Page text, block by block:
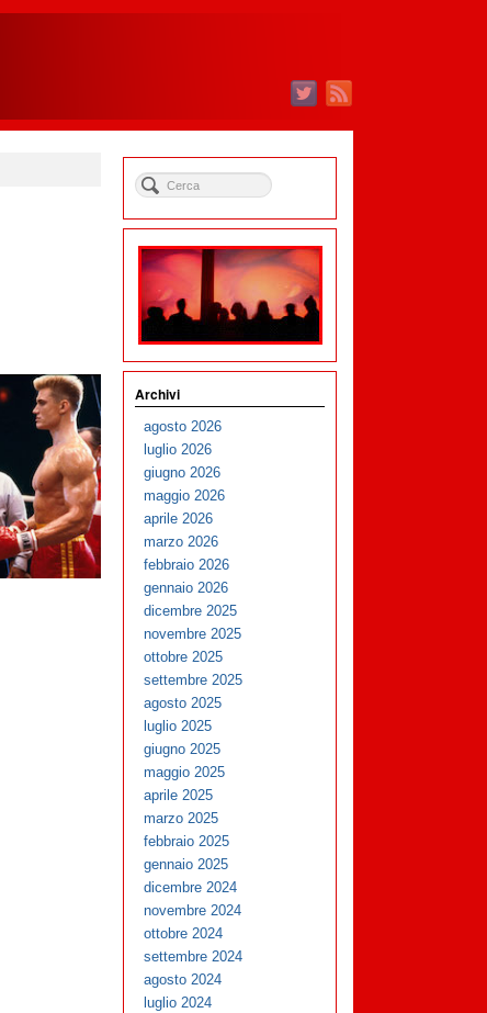
Archivi
agosto 2026
luglio 2026
giugno 2026
maggio 2026
aprile 2026
marzo 2026
febbraio 2026
gennaio 2026
dicembre 2025
novembre 2025
ottobre 2025
settembre 2025
agosto 2025
luglio 2025
giugno 2025
maggio 2025
aprile 2025
marzo 2025
febbraio 2025
gennaio 2025
dicembre 2024
novembre 2024
ottobre 2024
settembre 2024
agosto 2024
luglio 2024